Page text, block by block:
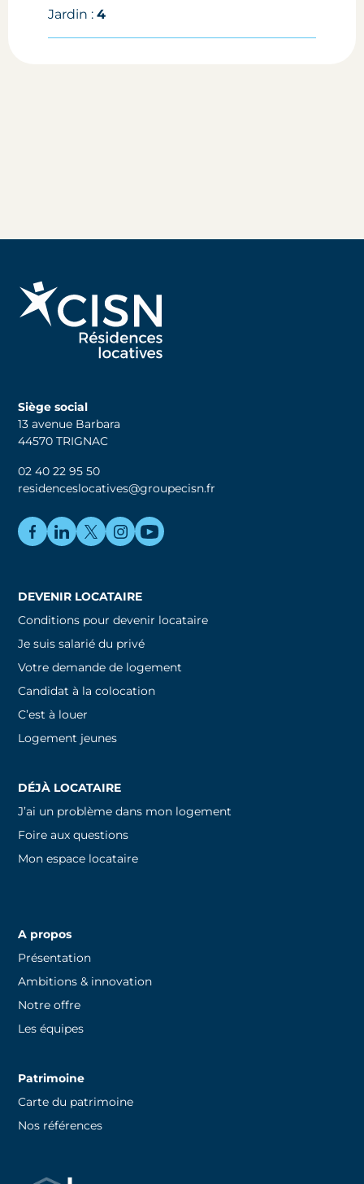
Jardin :4
Siège social
13 avenue Barbara
44570 TRIGNAC
02 40 22 95 50
residenceslocatives@groupecisn.fr
DEVENIR LOCATAIRE
Conditions pour devenir locataire
Je suis salarié du privé
Votre demande de logement
Candidat à la colocation
C’est à louer
Logement jeunes
DÉJÀ LOCATAIRE
J’ai un problème dans mon logement
Foire aux questions
Mon espace locataire
A propos
Présentation
Ambitions & innovation
Notre offre
Les équipes
Patrimoine
Carte du patrimoine
Nos références